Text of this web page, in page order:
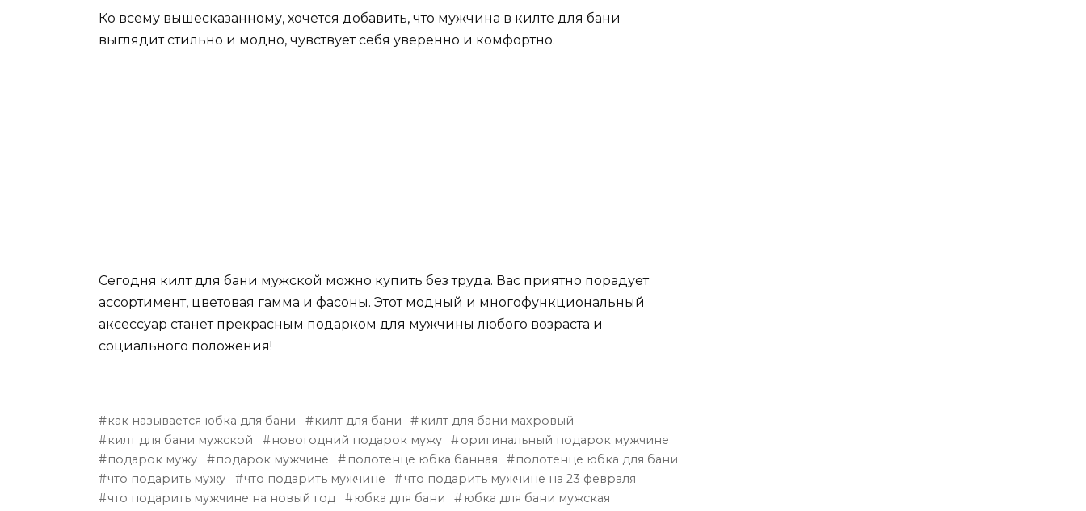
Ко всему вышесказанному, хочется добавить, что мужчина в килте для бани
выглядит стильно и модно, чувствует себя уверенно и комфортно.
Сегодня килт для бани мужской можно купить без труда. Вас приятно порадует
ассортимент, цветовая гамма и фасоны. Этот модный и многофункциональный
аксессуар станет прекрасным подарком для мужчины любого возраста и
социального положения!
как называется юбка для бани килт для бани
килт для бани махровый
килт для бани мужской
новогодний подарок мужу
оригинальный подарок мужчине
подарок мужу
подарок мужчине полотенце юбка банная
полотенце юбка для бани
что подарить мужу
что подарить мужчине
что подарить мужчине на 23 февраля
что подарить мужчине на новый год
юбка для бани
юбка для бани мужская